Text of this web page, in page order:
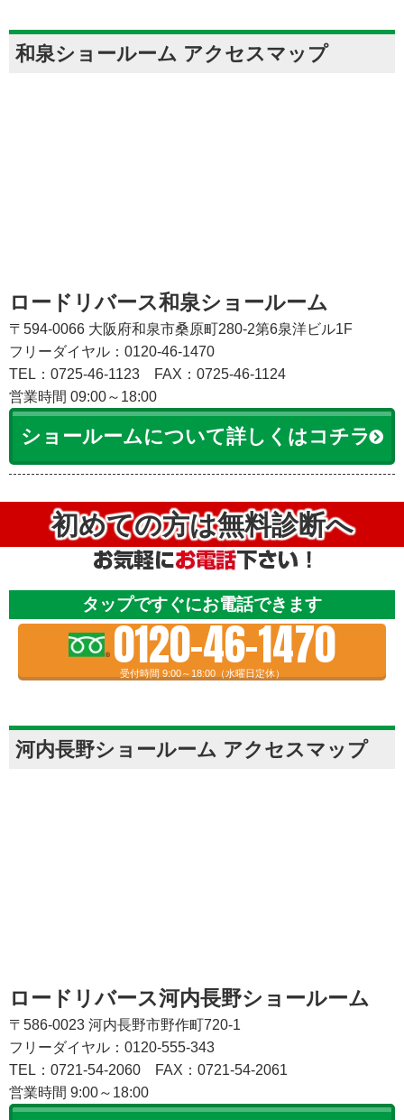
和泉ショールーム アクセスマップ
ロードリバース和泉ショールーム
〒594-0066 大阪府和泉市桑原町280-2第6泉洋ビル1F
フリーダイヤル：0120-46-1470
TEL：0725-46-1123
FAX：0725-46-1124
営業時間 09:00～18:00
ショールームについて詳しくはコチラ
初めての方は無料診断へ
タップですぐにお電話できます
0120-46-1470
受付時間 9:00～18:00（水曜日定休）
河内長野ショールーム アクセスマップ
ロードリバース河内長野ショールーム
〒586-0023 河内長野市野作町720-1
フリーダイヤル：0120-555-343
TEL：0721-54-2060
FAX：0721-54-2061
営業時間 9:00～18:00